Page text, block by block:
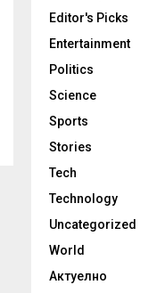
Editor's Picks
Entertainment
Politics
Science
Sports
Stories
Tech
Technology
Uncategorized
World
Актуелно